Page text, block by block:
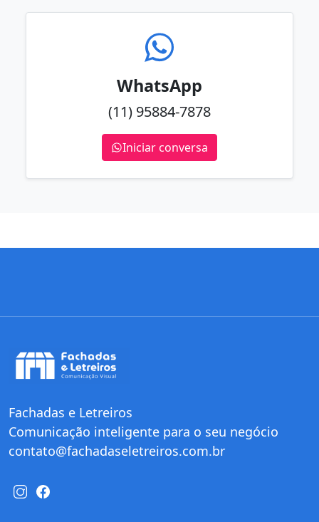
WhatsApp
(11) 95884-7878
Iniciar conversa
Fachadas e Letreiros
Comunicação inteligente para o seu negócio
contato@fachadaseletreiros.com.br